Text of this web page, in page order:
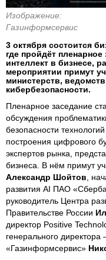
Изображение:
Газинформсервис
3 октября состоится
где пройдёт
интеллект в бизнесе,
мероприятии примут
министерств,
кибербезопасности.
Пленарное заседание
обсуждения
безопасности
построения цифрового
экспертов рынка,
бизнеса. В нём примут
Александр Шойтов ,
развития AI ПАО
руководитель Центра
Правительстве России
директор Positive
генерального директора
«Газинформсервис»